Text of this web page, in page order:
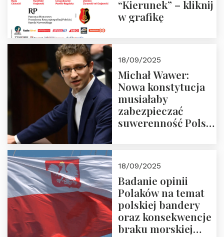
“Kierunek” – kliknij
w grafikę
18/09/2025
Michał Wawer:
Nowa konstytucja
musiałaby
zabezpieczać
suwerenność Polski
18/09/2025
Badanie opinii
Polaków na temat
polskiej bandery
oraz konsekwencje
braku morskiej